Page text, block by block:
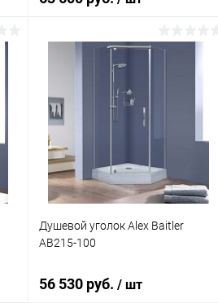
В корзину
Купить в 1 клик Сравнение
Душевой уголок Alex Baitler
AB215-100
56 530 руб. / шт